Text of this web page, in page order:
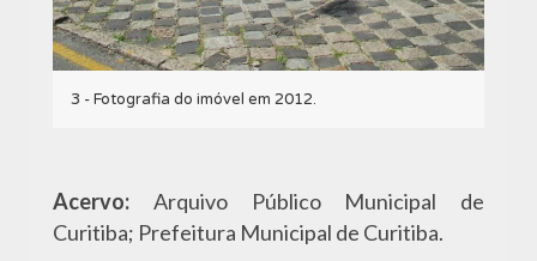
3 - Fotografia do imóvel em 2012.
Acervo: Arquivo Público Municipal de
Curitiba; Prefeitura Municipal de Curitiba.